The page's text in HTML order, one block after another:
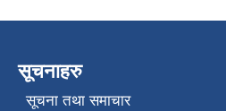
सूचनाहरु
सूचना तथा समाचार